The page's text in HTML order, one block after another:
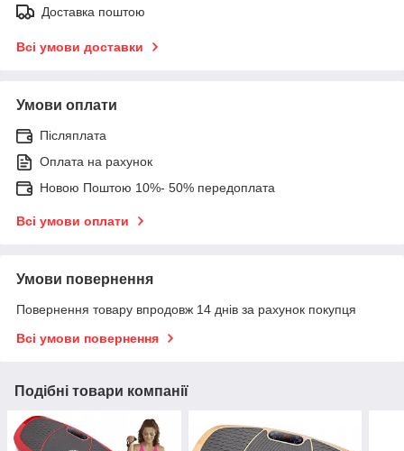
Доставка поштою
Всі умови доставки
Умови оплати
Післяплата
Оплата на рахунок
Новою Поштою 10%- 50% передоплата
Всі умови оплати
Умови повернення
Повернення товару впродовж 14 днів за рахунок покупця
Всі умови повернення
Подібні товари компанії